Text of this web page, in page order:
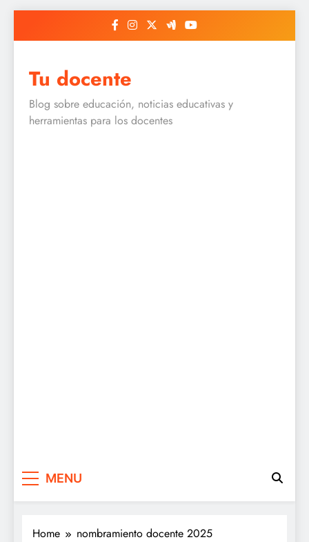
Tu docente
Blog sobre educación, noticias educativas y
herramientas para los docentes
MENU
Home nombramiento docente 2025